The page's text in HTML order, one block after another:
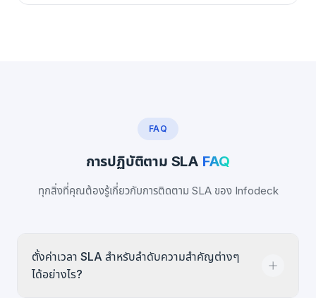
FAQ
การปฏิบัติตาม SLA FAQ
ทุกสิ่งที่คุณต้องรู้เกี่ยวกับการติดตาม SLA ของ Infodeck
ตั้งค่าเวลา SLA สำหรับลำดับความสำคัญต่างๆ
ได้อย่างไร?